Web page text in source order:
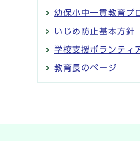
幼保小中一貫教育プ
いじめ防止基本方針
学校支援ボランティ
教育長のページ